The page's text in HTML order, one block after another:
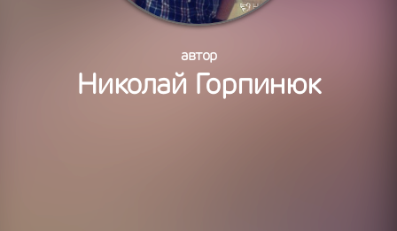
автор
Николай Горпинюк